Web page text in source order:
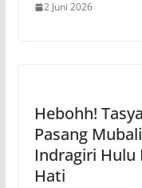
2 Juni 2026
Hebohh!
Pasang
Indragiri Hulu
Hati